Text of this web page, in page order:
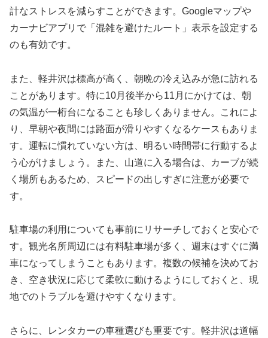
計なストレスを減らすことができます。Googleマップや
カーナビアプリで「混雑を避けたルート」表示を設定する
のも有効です。
また、軽井沢は標高が高く、朝晩の冷え込みが急に訪れる
ことがあります。特に10月後半から11月にかけては、朝
の気温が一桁台になることも珍しくありません。これによ
り、早朝や夜間には路面が滑りやすくなるケースもありま
す。運転に慣れていない方は、明るい時間帯に行動するよ
う心がけましょう。また、山道に入る場合は、カーブが続
く場所もあるため、スピードの出しすぎに注意が必要で
す。
駐車場の利用についても事前にリサーチしておくと安心で
す。観光名所周辺には有料駐車場が多く、週末はすぐに満
車になってしまうこともあります。複数の候補を決めてお
き、空き状況に応じて柔軟に動けるようにしておくと、現
地でのトラブルを避けやすくなります。
さらに、レンタカーの車種選びも重要です。軽井沢は道幅